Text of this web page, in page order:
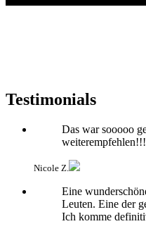
Testimonials
Das war sooooo
weiterempfehlen!!!
Nicole Z.
Eine
Leuten. Eine der
Ich komme